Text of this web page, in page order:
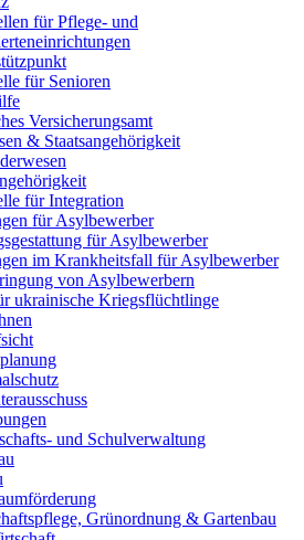
für Pflege- und
für Senioren
Versicherungsamt
& Staatsangehörigkeit
für Integration
für Asylbewerber
für Asylbewerber
im Krankheitsfall für Asylbewerber
von Asylbewerbern
ukrainische Kriegsflüchtlinge
und Schulverwaltung
Grünordnung & Gartenbau